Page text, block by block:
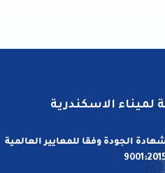
لميناء الاسكندرية
الجودة وفقا للمعايير العالمية